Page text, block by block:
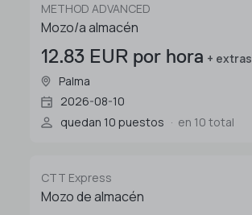
METHOD ADVANCED
Mozo/a almacén
12.83 EUR por hora + extras
Palma
2026-08-10
quedan 10 puestos
en 10 total
CTT Express
Mozo de almacén